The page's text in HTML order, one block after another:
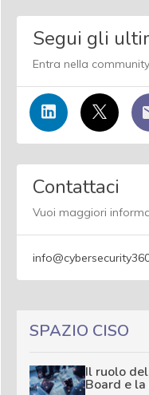
Segui gli
Entra nella community
Contattaci
Vuoi maggiori
SPAZIO CISO
Il ruolo
Board e la